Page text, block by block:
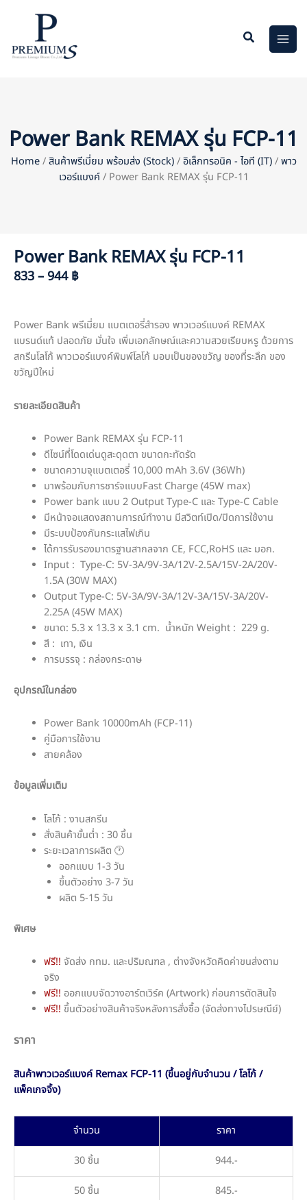
Power Bank REMAX รุ่น FCP-11
Home/สินค้าพรีเมี่ยม พร้อมส่ง (Stock)/อิเล็กทรอนิค - ไอที (IT)/พาว
เวอร์แบงค์/ Power Bank REMAX รุ่น FCP-11
Power Bank REMAX รุ่น FCP-11
833 – 944 ฿
Power Bank พรีเมี่ยม แบตเตอรี่สำรอง พาวเวอร์แบงค์ REMAX
แบรนด์แท้ ปลอดภัย มั่นใจ เพิ่มเอกลักษณ์และความสวยเรียบหรู ด้วยการ
สกรีนโลโก้ พาวเวอร์แบงค์พิมพ์โลโก้ มอบเป็นของขวัญ ของที่ระลึก ของ
ขวัญปีใหม่
รายละเอียดสินค้า
Power Bank REMAX รุ่น FCP-11
ดีไซน์ที่โดดเด่นดูสะดุดตา ขนาดกะทัดรัด
ขนาดความจุแบตเตอรี่ 10,000 mAh 3.6V (36Wh)
มาพร้อมกับการชาร์จแบบFast Charge (45W max)
Power bank แบบ 2 Output Type-C และ Type-C Cable
มีหน้าจอแสดงสถานการณ์ทำงาน มีสวิตท์เปิด/ปิดการใช้งาน
มีระบบป้องกันกระแสไฟเกิน
ได้การรับรองมาตรฐานสากลจาก CE, FCC,RoHS และ มอก.
Input : Type-C: 5V-3A/9V-3A/12V-2.5A/15V-2A/20V-
1.5A (30W MAX)
Output Type-C: 5V-3A/9V-3A/12V-3A/15V-3A/20V-
2.25A (45W MAX)
ขนาด: 5.3 x 13.3 x 3.1 cm. น้ำหนัก Weight : 229 g.
สี : เทา, เงิน
การบรรจุ : กล่องกระดาษ
อุปกรณ์ในกล่อง
Power Bank 10000mAh (FCP-11)
คู่มือการใช้งาน
สายคล้อง
ข้อมูลเพิ่มเติม
โลโก้ : งานสกรีน
สั่งสินค้าขั้นต่ำ : 30 ชิ้น
ระยะเวลาการผลิต 🕐
ออกแบบ 1-3 วัน
ขึ้นตัวอย่าง 3-7 วัน
ผลิต 5-15 วัน
พิเศษ
ฟรี!! จัดส่ง กทม. และปริมณฑล , ต่างจังหวัดคิดค่าขนส่งตาม
จริง
ฟรี!! ออกแบบจัดวางอาร์ตเวิร์ค (Artwork) ก่อนการตัดสินใจ
ฟรี!! ขึ้นตัวอย่างสินค้าจริงหลังการสั่งซื้อ (จัดส่งทางไปรษณีย์)
ราคา
สินค้าพาวเวอร์แบงค์ Remax FCP-11 (ขึ้นอยู่กับจำนวน / โลโก้ /
แพ็คเกจจิ้ง)
จำนวน
ราคา
30 ชิ้น
944.-
50 ชิ้น
845.-